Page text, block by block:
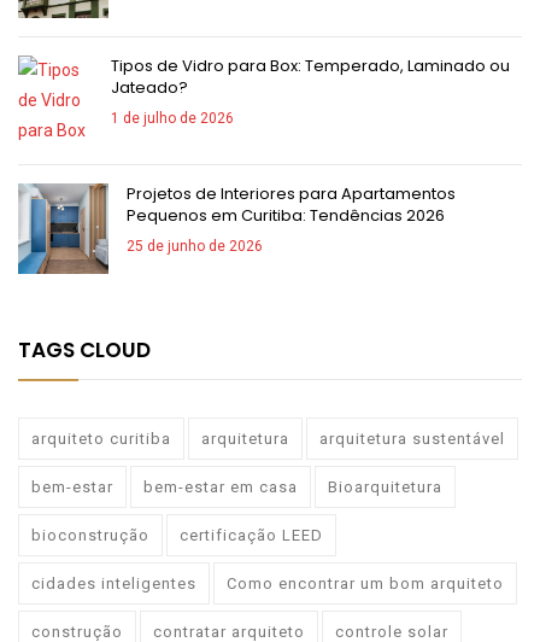
Tipos de Vidro para Box: Temperado, Laminado ou
Jateado?
1 de julho de 2026
Projetos de Interiores para Apartamentos
Pequenos em Curitiba: Tendências 2026
25 de junho de 2026
TAGS CLOUD
arquiteto curitiba arquitetura arquitetura sustentável
bem-estar bem-estar em casa Bioarquitetura
bioconstrução certificação LEED
cidades inteligentes Como encontrar um bom arquiteto
construção contratar arquiteto controle solar